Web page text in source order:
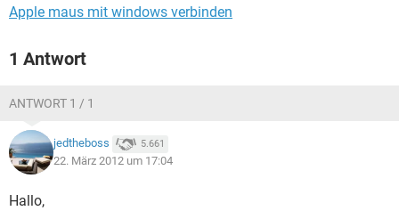
Apple maus mit windows verbinden
1 Antwort
ANTWORT 1 / 1
jedtheboss 5.661
22. März 2012 um 17:04
Hallo,